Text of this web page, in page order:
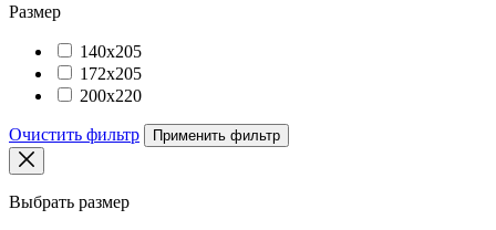
Размер
140х205
172х205
200х220
Очистить фильтр Применить фильтр
Выбрать размер